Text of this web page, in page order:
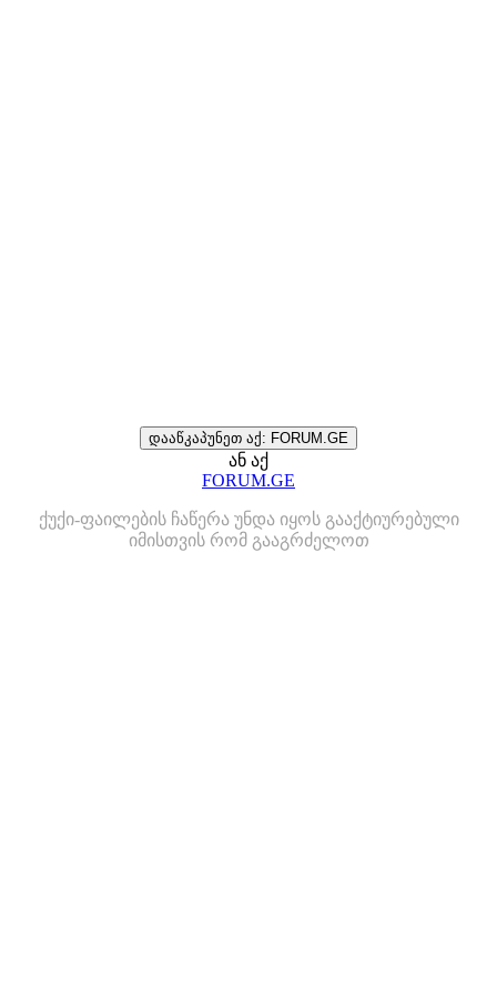
დააწკაპუნეთ აქ: FORUM.GE
ან აქ
FORUM.GE
ქუქი-ფაილების ჩაწერა უნდა იყოს გააქტიურებული
იმისთვის რომ გააგრძელოთ